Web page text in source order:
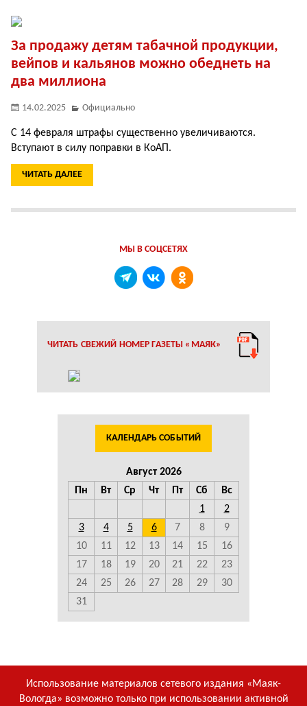
За продажу детям табачной продукции,
вейпов и кальянов можно обеднеть на
два миллиона
14.02.2025 Официально
С 14 февраля штрафы существенно увеличиваются.
Вступают в силу поправки в КоАП.
ЧИТАТЬ ДАЛЕЕ
МЫ В СОЦСЕТЯХ
ЧИТАТЬ СВЕЖИЙ НОМЕР ГАЗЕТЫ «МАЯК»
КАЛЕНДАРЬ СОБЫТИЙ
Август 2026
Пн
Вт Ср Чт Пт Сб
Вс
1
2
3
4 5 6 7 8
9
10
11 12 13 14 15
16
17
18 19 20 21 22
23
24
25 26 27 28 29
30
31
Использование материалов сетевого издания «Маяк-
Вологда» возможно только при использовании активной